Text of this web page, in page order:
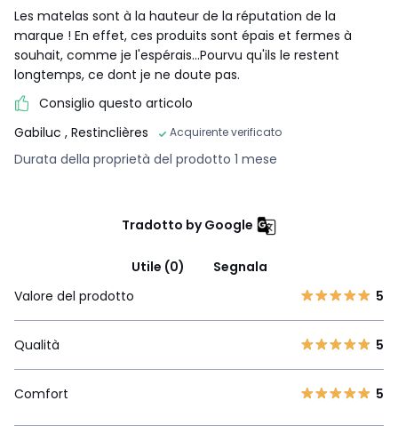
Les matelas sont à la hauteur de la réputation de la
marque ! En effet, ces produits sont épais et fermes à
souhait, comme je l'espérais...Pourvu qu'ils le restent
longtemps, ce dont je ne doute pas.
Consiglio questo articolo
Gabiluc , Restinclières Acquirente verificato
Durata della proprietà del prodotto 1 mese
Tradotto by Google
Utile (0)
Segnala
Valore del prodotto
5
Qualità 5
Comfort 5